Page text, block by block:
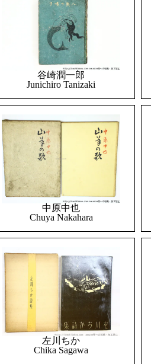
谷崎潤一郎
Junichiro Tanizaki
中原中也
Chuya Nakahara
左川ちか
Chika Sagawa